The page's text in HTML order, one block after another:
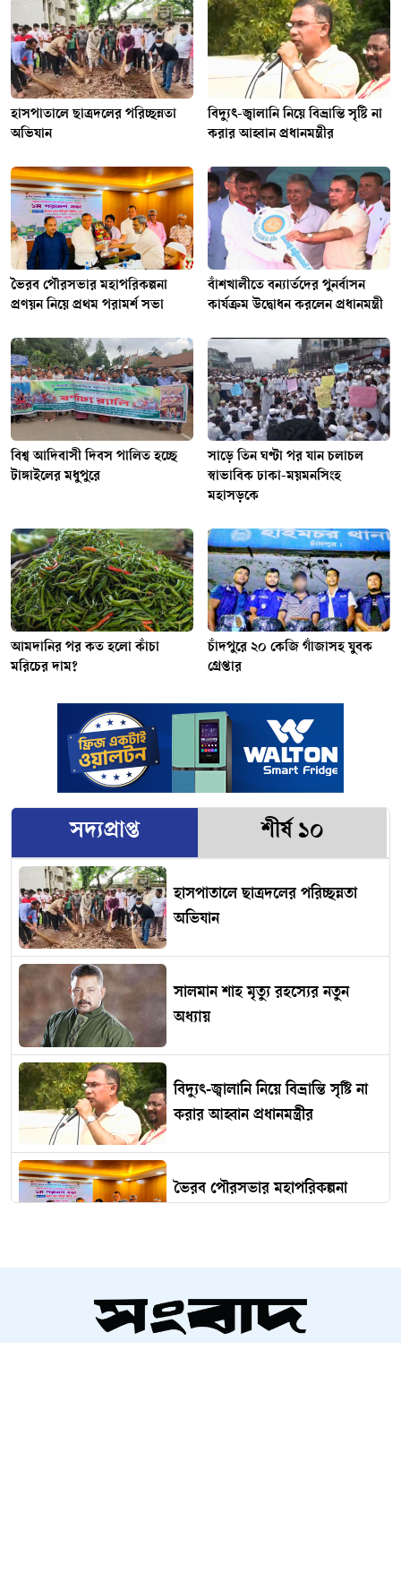
হাসপাতালে ছাত্রদলের পরিচ্ছন্নতা
অভিযান
বিদ্যুৎ-জ্বালানি নিয়ে বিভ্রান্তি সৃষ্টি না
করার আহ্বান প্রধানমন্ত্রীর
ভৈরব পৌরসভার মহাপরিকল্পনা
প্রণয়ন নিয়ে প্রথম পরামর্শ সভা
বাঁশখালীতে বন্যার্তদের পুনর্বাসন
কার্যক্রম উদ্বোধন করলেন প্রধানমন্ত্রী
বিশ্ব আদিবাসী দিবস পালিত হচ্ছে
টাঙ্গাইলের মধুপুরে
সাড়ে তিন ঘণ্টা পর যান চলাচল
স্বাভাবিক ঢাকা-ময়মনসিংহ
মহাসড়কে
আমদানির পর কত হলো কাঁচা
মরিচের দাম?
চাঁদপুরে ২০ কেজি গাঁজাসহ যুবক
গ্রেপ্তার
সদ্যপ্রাপ্ত শীর্ষ ১০
হাসপাতালে ছাত্রদলের পরিচ্ছন্নতা
অভিযান
সালমান শাহ মৃত্যু রহস্যের নতুন
অধ্যায়
বিদ্যুৎ-জ্বালানি নিয়ে বিভ্রান্তি সৃষ্টি না
করার আহ্বান প্রধানমন্ত্রীর
ভৈরব পৌরসভার মহাপরিকল্পনা
কার্যক্রম উদ্বোধন করলেন প্রধানমন্ত্রী